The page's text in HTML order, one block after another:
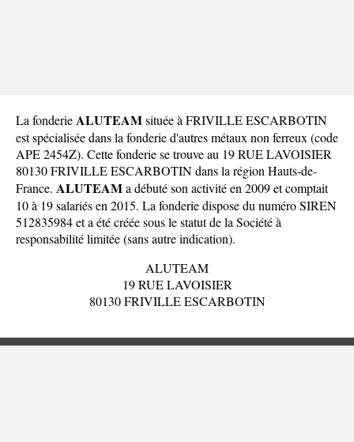
La fonderieALUTEAMsituée à FRIVILLE ESCARBOTIN
est spécialisée dans la fonderie d'autres métaux non ferreux (code
APE 2454Z). Cette fonderie se trouve au 19 RUE LAVOISIER
80130 FRIVILLE ESCARBOTIN dans la région Hauts-de-
France. ALUTEAMa débuté son activité en 2009 et comptait
10 à 19 salariés en 2015. La fonderie dispose du numéro SIREN
512835984 et a été créée sous le statut de la Société à
responsabilité limitée (sans autre indication).
ALUTEAM
19 RUE LAVOISIER
80130 FRIVILLE ESCARBOTIN